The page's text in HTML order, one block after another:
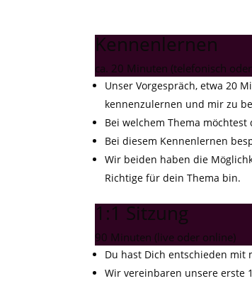
Kennenlernen
ca. 20 Minuten (telefonisch
Unser Vorgespräch, etwa 20
kennenzulernen und mir zu
Bei welchem Thema
Bei diesem Kennenlernen
Wir beiden haben die
Richtige für dein Thema bin.
1:1 Sitzung
90 Minuten (live oder online)
Du hast Dich entschieden mit
Wir vereinbaren unsere erste